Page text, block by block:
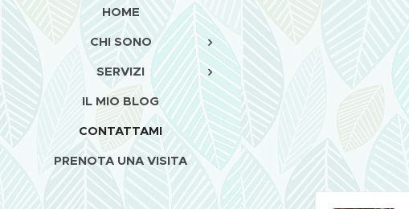
HOME
CHI SONO
SERVIZI
IL MIO BLOG
CONTATTAMI
PRENOTA UNA VISITA